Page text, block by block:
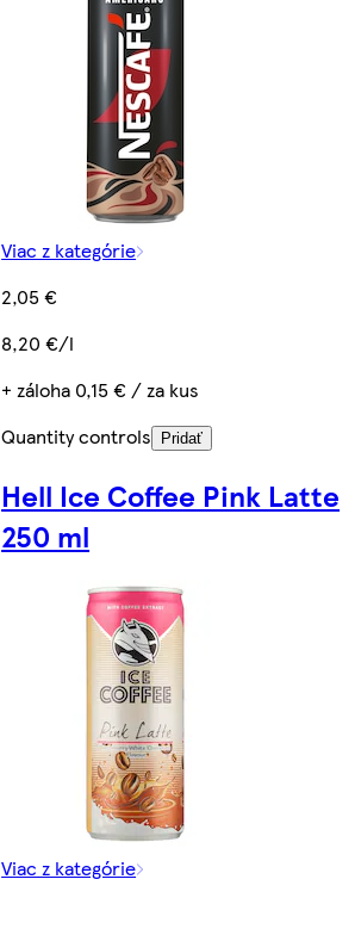
Viac z kategórie
2,05 €
8,20 €/l
+ záloha 0,15 € / za kus
Quantity controls Pridať
Hell Ice Coffee Pink Latte
250 ml
Viac z kategórie